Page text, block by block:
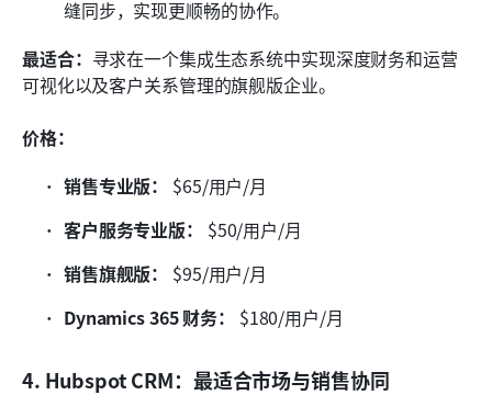
缝同步，实现更顺畅的协作。
最适合： 寻求在一个集成生态系统中实现深度财务和运营
可视化以及客户关系管理的旗舰版企业。
价格：
销售专业版：
$65/用户/月
客户服务专业版：
$50/用户/月
销售旗舰版：
$95/用户/月
Dynamics 365 财务：
$180/用户/月
4. Hubspot CRM：最适合市场与销售协同